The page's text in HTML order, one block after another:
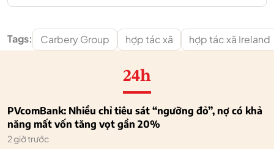
Tags: Carbery Group hợp tác xã hợp tác xã Ireland
24h
PVcomBank: Nhiều chỉ tiêu sát “ngưỡng đỏ”, nợ có khả
năng mất vốn tăng vọt gần 20%
2 giờ trước